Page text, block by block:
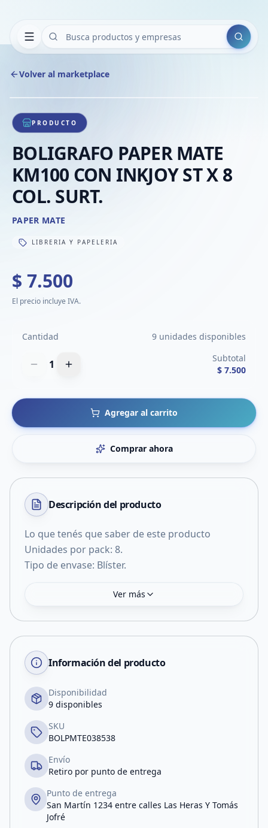
Buscar
Volver al marketplace
1/1
PRODUCTO
BOLIGRAFO PAPER MATE
KM100 CON INKJOY ST X 8
COL. SURT.
PAPER MATE
LIBRERIA Y PAPELERIA
$ 7.500
El precio incluye IVA.
Cantidad 9 unidades disponibles
1
Subtotal
$ 7.500
Agregar al carrito
Comprar ahora
Descripción del producto
Lo que tenés que saber de este producto
Unidades por pack: 8.
Tipo de envase: Blíster.
Ver más
Información del producto
Disponibilidad
9 disponibles
SKU
BOLPMTE038538
Envío
Retiro por punto de entrega
Punto de entrega
San Martín 1234 entre calles Las Heras Y Tomás
Jofré